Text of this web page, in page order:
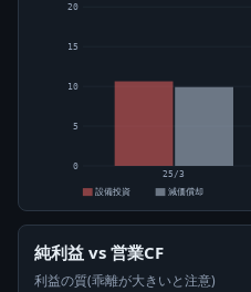
0
5
10
15
20
25/3
設備投資
減価償却
純利益 vs 営業CF
利益の質(乖離が大きいと注意)